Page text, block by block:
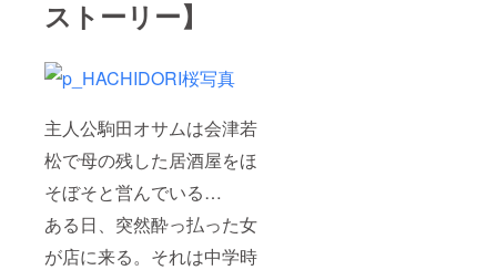
ストーリー】
主人公駒田オサムは会津若
松で母の残した居酒屋をほ
そぼそと営んでいる…
ある日、突然酔っ払った女
が店に来る。それは中学時